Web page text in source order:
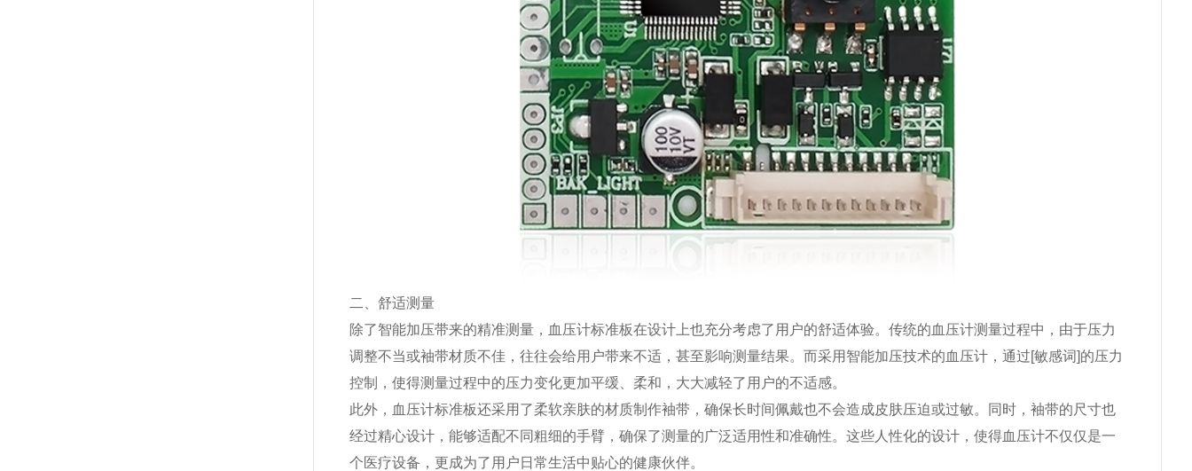
二、舒适测量
除了智能加压带来的精准测量，血压计标准板在设计上也充分考虑了用户的舒适体验。传统的血压计测量过程中，由于压力
调整不当或袖带材质不佳，往往会给用户带来不适，甚至影响测量结果。而采用智能加压技术的血压计，通过[敏感词]的压力
控制，使得测量过程中的压力变化更加平缓、柔和，大大减轻了用户的不适感。
此外，血压计标准板还采用了柔软亲肤的材质制作袖带，确保长时间佩戴也不会造成皮肤压迫或过敏。同时，袖带的尺寸也
经过精心设计，能够适配不同粗细的手臂，确保了测量的广泛适用性和准确性。这些人性化的设计，使得血压计不仅仅是一
个医疗设备，更成为了用户日常生活中贴心的健康伙伴。